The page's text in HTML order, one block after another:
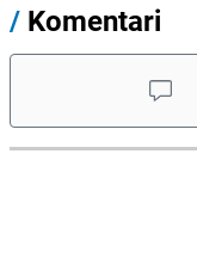
/ Komentari